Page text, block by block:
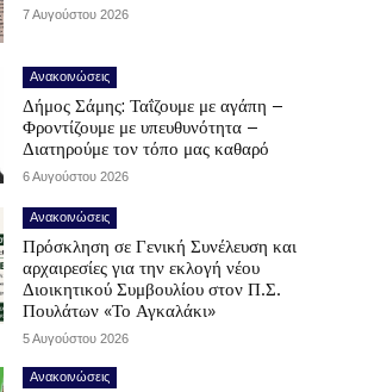
7 Αυγούστου 2026
Ανακοινώσεις
Δήμος Σάμης: Ταΐζουμε με αγάπη –
Φροντίζουμε με υπευθυνότητα –
Διατηρούμε τον τόπο μας καθαρό
6 Αυγούστου 2026
Ανακοινώσεις
Πρόσκληση σε Γενική Συνέλευση και
αρχαιρεσίες για την εκλογή νέου
Διοικητικού Συμβουλίου στον Π.Σ.
Πουλάτων «Το Αγκαλάκι»
5 Αυγούστου 2026
Ανακοινώσεις